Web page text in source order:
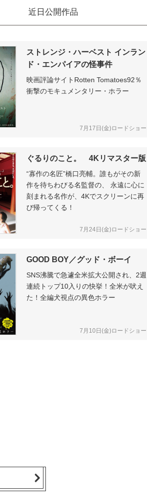
近日公開作品
ストレンジ・ハーベスト インラン
ド・エンパイアの怪事件
映画評論サイトRotten Tomatoes92％
衝撃のモキュメンタリー・ホラー
7月17日(金)ロードショー
ぐるりのこと。 4Kリマスター版
“寡作の名匠”橋口亮輔。誰もがその新
作を待ちわびる名監督の、 永遠に心に
刻まれる名作が、4Kでスクリーンに再
び帰ってくる！
7月24日(金)ロードショー
GOOD BOY／グッド・ボーイ
SNS沸騰で急遽全米拡大公開され、2週
連続トップ10入りの快挙！全米が吠え
た！全編犬視点の異色ホラー
7月10日(金)ロードショー